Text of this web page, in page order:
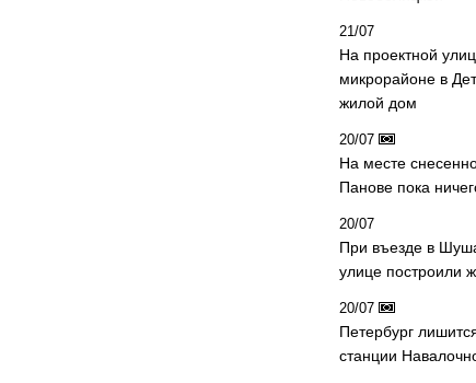
21/07
На проектной
микрорайоне в
жилой дом
20/07
На месте
Панове пока
20/07
При въезде в
улице построили
20/07
Петербург
станции